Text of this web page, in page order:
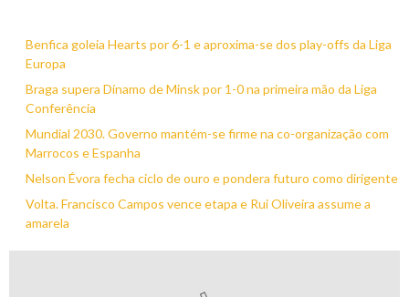
Benfica goleia Hearts por 6-1 e aproxima-se dos play-offs da Liga
Europa
Braga supera Dínamo de Minsk por 1-0 na primeira mão da Liga
Conferência
Mundial 2030. Governo mantém-se firme na co-organização com
Marrocos e Espanha
Nelson Évora fecha ciclo de ouro e pondera futuro como dirigente
Volta. Francisco Campos vence etapa e Rui Oliveira assume a
amarela